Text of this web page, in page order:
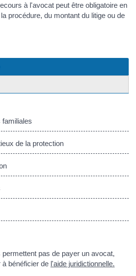
à l'avocat peut être obligatoire en
procédure, du montant du litige ou de
familiales
de la protection
pas de payer un avocat,
bénéficier de l'aide juridictionnelle.